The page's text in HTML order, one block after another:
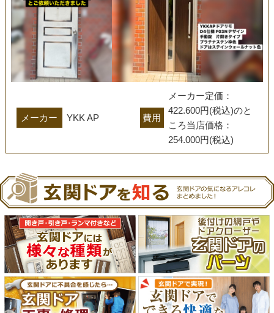
メーカー YKK AP 費用
メーカー定価：
422.600円(税込)のと
ころ当店価格：
254.000円(税込)